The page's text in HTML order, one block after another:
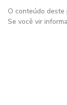
A VISÃO da
e a maior
O conteúdo
Se você vir